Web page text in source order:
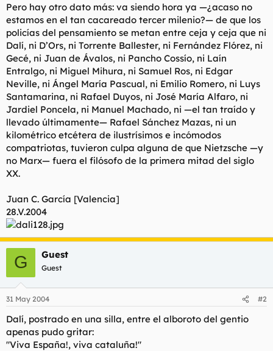
Pero hay otro dato más: va siendo hora ya —¿acaso no
estamos en el tan cacareado tercer milenio?— de que los
policías del pensamiento se metan entre ceja y ceja que ni
Dalí, ni D’Ors, ni Torrente Ballester, ni Fernández Flórez, ni
Gecé, ni Juan de Ávalos, ni Pancho Cossío, ni Laín
Entralgo, ni Miguel Mihura, ni Samuel Ros, ni Edgar
Neville, ni Ángel María Pascual, ni Emilio Romero, ni Luys
Santamarina, ni Rafael Duyos, ni José María Alfaro, ni
Jardiel Poncela, ni Manuel Machado, ni —el tan traído y
llevado últimamente— Rafael Sánchez Mazas, ni un
kilométrico etcétera de ilustrísimos e incómodos
compatriotas, tuvieron culpa alguna de que Nietzsche —y
no Marx— fuera el filósofo de la primera mitad del siglo
XX.
Juan C. García [Valencia]
28.V.2004
G Guest
Guest
31 May 2004 #2
Dalí, postrado en una silla, entre el alboroto del gentio
apenas pudo gritar:
"Viva España!, viva cataluña!"